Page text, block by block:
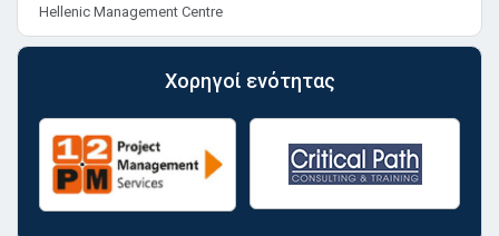
Hellenic Management Centre
Χορηγοί ενότητας